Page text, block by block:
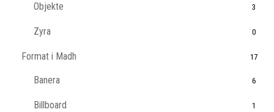
Objekte 3
Zyra 0
Format i Madh 17
Banera 6
Billboard 1